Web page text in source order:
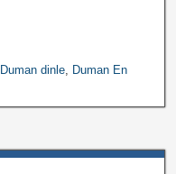
Duman dinle, Duman En